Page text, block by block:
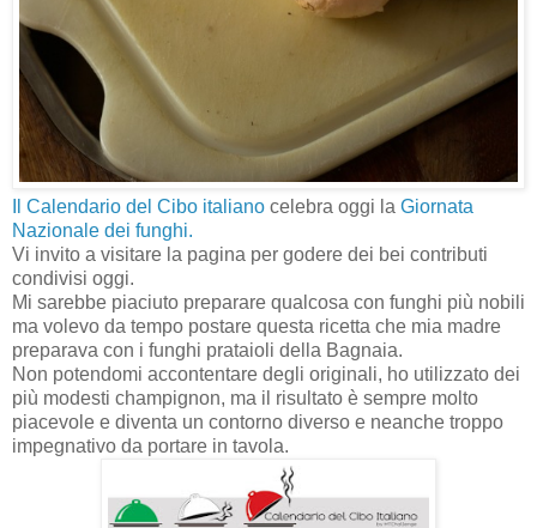
Il Calendario del Cibo italiano celebra oggi la Giornata
Nazionale dei funghi.
Vi invito a visitare la pagina per godere dei bei contributi
condivisi oggi.
Mi sarebbe piaciuto preparare qualcosa con funghi più nobili
ma volevo da tempo postare questa ricetta che mia madre
preparava con i funghi prataioli della Bagnaia.
Non potendomi accontentare degli originali, ho utilizzato dei
più modesti champignon, ma il risultato è sempre molto
piacevole e diventa un contorno diverso e neanche troppo
impegnativo da portare in tavola.